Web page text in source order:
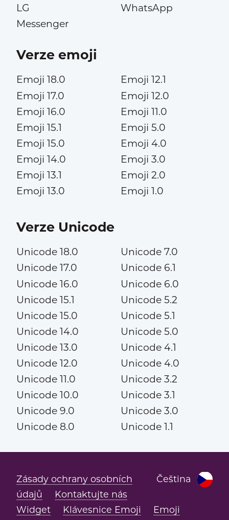
LG
Messenger
WhatsApp
Verze emoji
Emoji 18.0
Emoji 17.0
Emoji 16.0
Emoji 15.1
Emoji 15.0
Emoji 14.0
Emoji 13.1
Emoji 13.0
Emoji 12.1
Emoji 12.0
Emoji 11.0
Emoji 5.0
Emoji 4.0
Emoji 3.0
Emoji 2.0
Emoji 1.0
Verze Unicode
Unicode 18.0
Unicode 17.0
Unicode 16.0
Unicode 15.1
Unicode 15.0
Unicode 14.0
Unicode 13.0
Unicode 12.0
Unicode 11.0
Unicode 10.0
Unicode 9.0
Unicode 8.0
Unicode 7.0
Unicode 6.1
Unicode 6.0
Unicode 5.2
Unicode 5.1
Unicode 5.0
Unicode 4.1
Unicode 4.0
Unicode 3.2
Unicode 3.1
Unicode 3.0
Unicode 1.1
Čeština
Zásady ochrany osobních
údajů
Kontaktujte nás
Widget
Klávesnice Emoji
Emoji